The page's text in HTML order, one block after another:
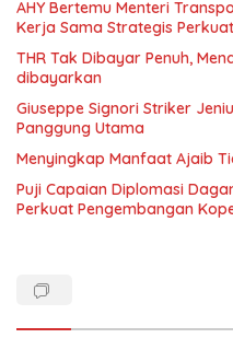
AHY Bertemu Menteri
Kerja Sama Strategis
THR Tak Dibayar Penuh,
dibayarkan
Giuseppe Signori Striker
Panggung Utama
Menyingkap Manfaat Ajaib
Puji Capaian Diplomasi
Perkuat Pengembangan